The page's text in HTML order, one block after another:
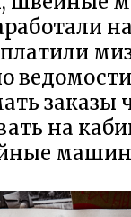
на
заказы
на